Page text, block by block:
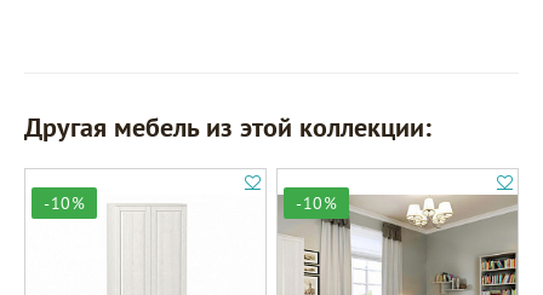
Другая мебель из этой коллекции:
-10% -10%